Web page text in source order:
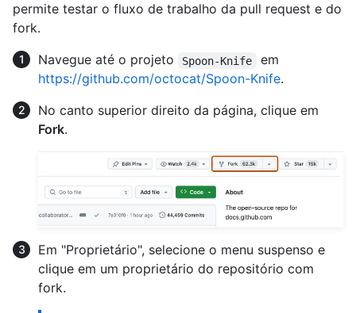
permite testar o fluxo de trabalho da pull request e do
fork.
Navegue até o projeto
Spoon-Knife
em
https://github.com/octocat/Spoon-Knife.
No canto superior direito da página, clique em
Fork.
Em "Proprietário", selecione o menu suspenso e
clique em um proprietário do repositório com
fork.